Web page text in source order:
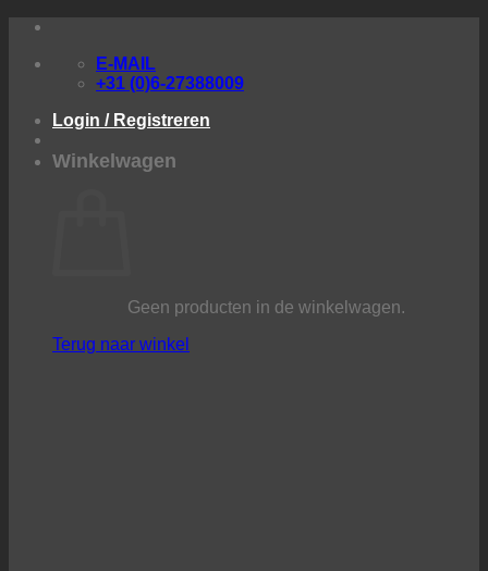
inhoud
E-MAIL
+31 (0)6-27388009
Login / Registreren
Winkelwagen
Geen producten in de winkelwagen.
Terug naar winkel